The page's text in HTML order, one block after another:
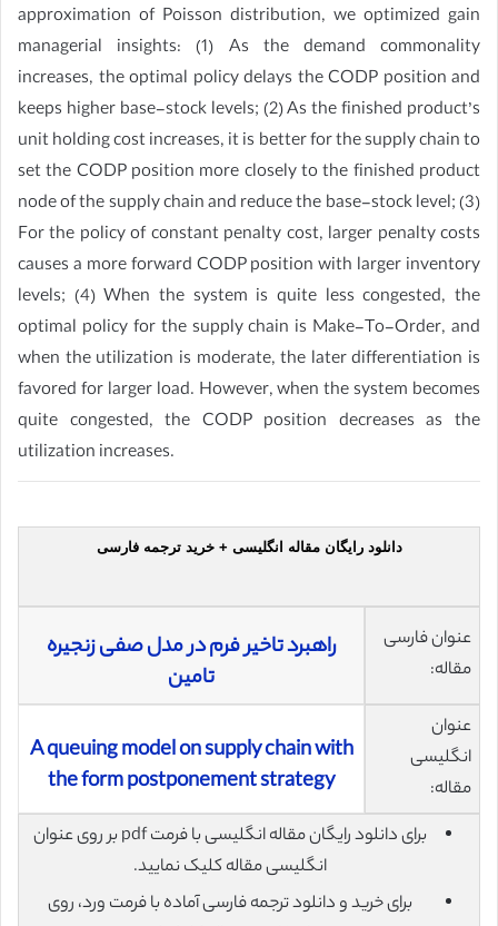
approximation of Poisson distribution, we optimized gain
managerial insights: (1) As the demand commonality
increases, the optimal policy delays the CODP position and
keeps higher base-stock levels; (2) As the finished product’s
unit holding cost increases, it is better for the supply chain to
set the CODP position more closely to the finished product
node of the supply chain and reduce the base-stock level; (3)
For the policy of constant penalty cost, larger penalty costs
causes a more forward CODP position with larger inventory
levels; (4) When the system is quite less congested, the
optimal policy for the supply chain is Make-To-Order, and
when the utilization is moderate, the later differentiation is
favored for larger load. However, when the system becomes
quite congested, the CODP position decreases as the
utilization increases.
دانلود رایگان مقاله انگلیسی + خرید ترجمه فارسی
عنوان فارسی
مقاله:
راهبرد تاخیر فرم در مدل صفی زنجیره
تامین
عنوان
انگلیسی
مقاله:
A queuing model on supply chain with
the form postponement strategy
برای دانلود رایگان مقاله انگلیسی با فرمت pdf بر روی عنوان
انگلیسی مقاله کلیک نمایید.
برای خرید و دانلود ترجمه فارسی آماده با فرمت ورد، روی